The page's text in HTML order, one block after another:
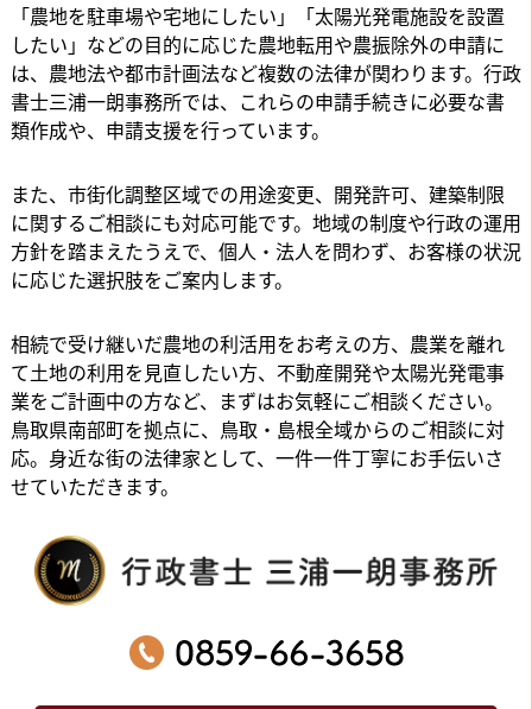
「農地を駐車場や宅地にしたい」「太陽光発電施設を設置
したい」などの目的に応じた農地転用や農振除外の申請に
は、農地法や都市計画法など複数の法律が関わります。行政
書士三浦一朗事務所では、これらの申請手続きに必要な書
類作成や、申請支援を行っています。
また、市街化調整区域での用途変更、開発許可、建築制限
に関するご相談にも対応可能です。地域の制度や行政の運用
方針を踏まえたうえで、個人・法人を問わず、お客様の状況
に応じた選択肢をご案内します。
相続で受け継いだ農地の利活用をお考えの方、農業を離れ
て土地の利用を見直したい方、不動産開発や太陽光発電事
業をご計画中の方など、まずはお気軽にご相談ください。
鳥取県南部町を拠点に、鳥取・島根全域からのご相談に対
応。身近な街の法律家として、一件一件丁寧にお手伝いさ
せていただきます。